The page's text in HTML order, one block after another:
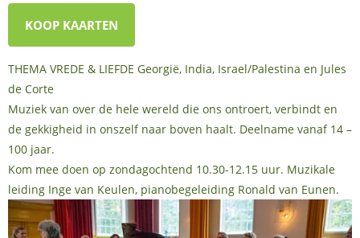
KOOP KAARTEN
THEMA VREDE & LIEFDE Georgië, India, Israel/Palestina en Jules
de Corte
Muziek van over de hele wereld die ons ontroert, verbindt en
de gekkigheid in onszelf naar boven haalt. Deelname vanaf 14 –
100 jaar.
Kom mee doen op zondagochtend 10.30-12.15 uur. Muzikale
leiding Inge van Keulen, pianobegeleiding Ronald van Eunen.